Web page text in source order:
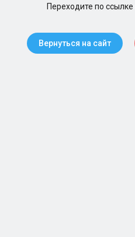
Переходите по ссылке
Вернуться на сайт